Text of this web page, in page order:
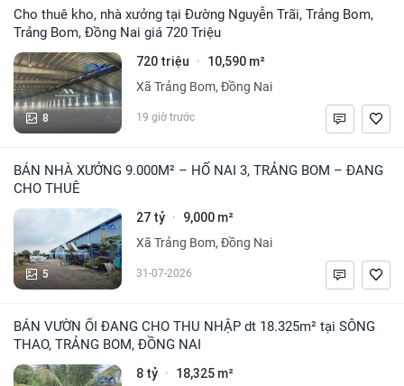
Cho thuê kho, nhà xưởng tại Đường Nguyễn Trãi, Trảng Bom,
Trảng Bom, Đồng Nai giá 720 Triệu
8
720 triệu · 10,590 m²
Xã Trảng Bom, Đồng Nai
19 giờ trước
BÁN NHÀ XƯỞNG 9.000M² – HỐ NAI 3, TRẢNG BOM – ĐANG
CHO THUÊ
5
27 tỷ · 9,000 m²
Xã Trảng Bom, Đồng Nai
31-07-2026
BÁN VƯỜN ỔI ĐANG CHO THU NHẬP dt 18.325m² tại SÔNG
THAO, TRẢNG BOM, ĐỒNG NAI
8 tỷ · 18,325 m²